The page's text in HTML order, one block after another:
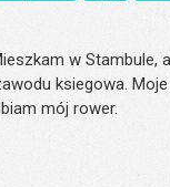
w Stambule,
ksiegowa.
mój rower.